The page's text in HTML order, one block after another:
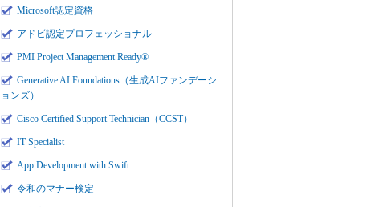
Microsoft認定資格
アドビ認定プロフェッショナル
PMI Project Management Ready®
Generative AI Foundations（生成AIファンデーシ
ョンズ）
Cisco Certified Support Technician（CCST）
IT Specialist
App Development with Swift
令和のマナー検定